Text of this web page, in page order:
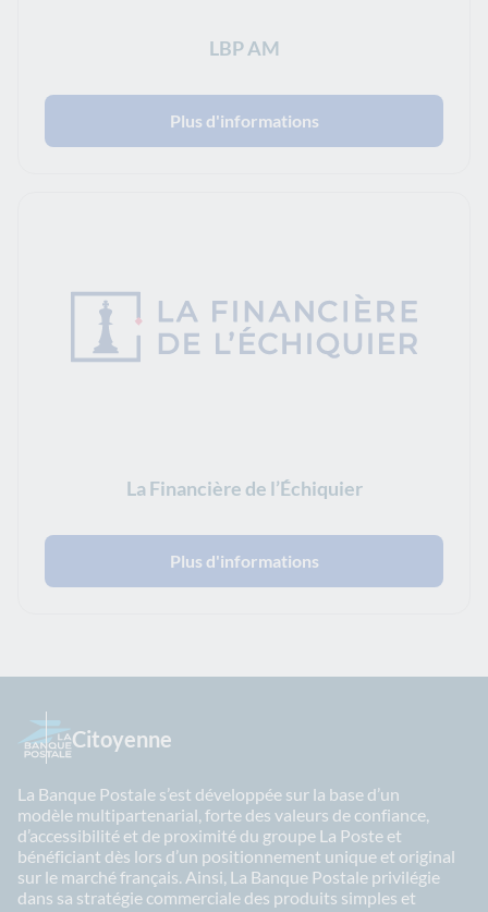
LBP AM
Plus d'informations
La Financière de l’Échiquier
Plus d'informations
Citoyenne
La Banque Postale s’est développée sur la base d’un
modèle multipartenarial, forte des valeurs de confiance,
d’accessibilité et de proximité du groupe La Poste et
bénéficiant dès lors d’un positionnement unique et original
sur le marché français. Ainsi, La Banque Postale privilégie
dans sa stratégie commerciale des produits simples et